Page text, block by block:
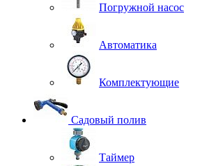
Погружной насос
Автоматика
Комплектующие
Садовый полив
Таймер